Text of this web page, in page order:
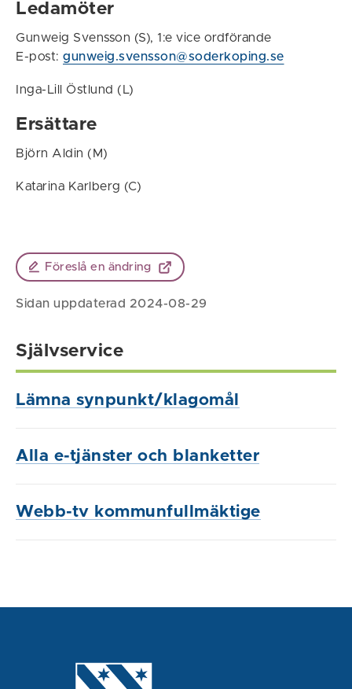
Ledamöter
Gunweig Svensson (S), 1:e vice ordförande
E-post: gunweig.svensson@soderkoping.se
Inga-Lill Östlund (L)
Ersättare
Björn Aldin (M)
Katarina Karlberg (C)
Föreslå en ändring
Sidan uppdaterad 2024-08-29
Självservice
Lämna synpunkt/klagomål
Alla e-tjänster och blanketter
Webb-tv kommunfullmäktige